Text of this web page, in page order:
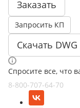
Заказать
Запросить КП
Скачать DWG
Спросите все, что
8-800-707-64-70